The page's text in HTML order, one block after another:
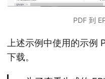
PDF 到
上述示例中使用的示例
下载。